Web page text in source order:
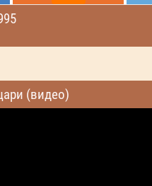
(видео)